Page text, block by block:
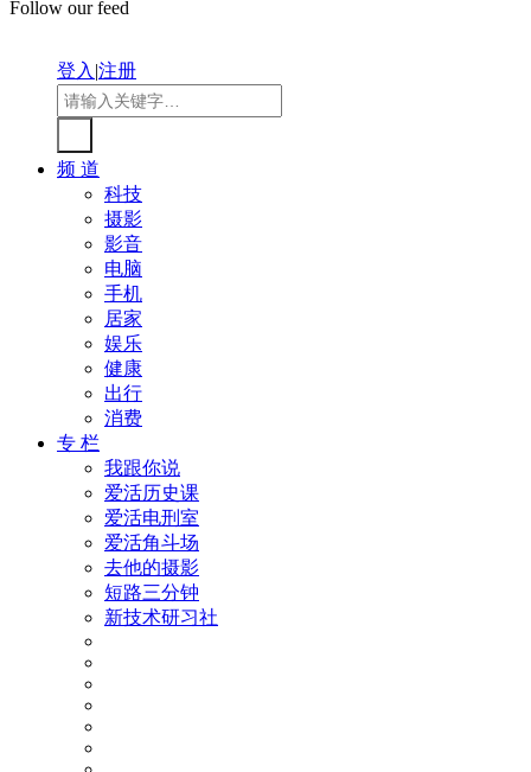
Follow our feed
登入|注册
频 道
科技
摄影
影音
电脑
手机
居家
娱乐
健康
出行
消费
专 栏
我跟你说
爱活历史课
爱活电刑室
爱活角斗场
去他的摄影
短路三分钟
新技术研习社